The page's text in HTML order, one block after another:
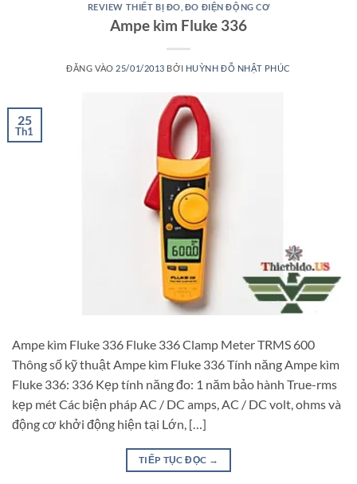
REVIEW THIẾT BỊ ĐO ĐO ĐIỆN ĐỘNG CƠ
Ampe kìm Fluke 336
ĐĂNG VÀO 25/01/2013 BỞI HUỲNH ĐỖ NHẬT PHÚC
25
Th1
Ampe kìm Fluke 336 Fluke 336 Clamp Meter TRMS 600
Thông số kỹ thuật Ampe kìm Fluke 336 Tính năng Ampe kìm
Fluke 336: 336 Kẹp tính năng đo: 1 năm bảo hành True-rms
kẹp mét Các biện pháp AC / DC amps, AC / DC volt, ohms và
động cơ khởi động hiện tại Lớn, […]
TIẾP TỤC ĐỌC →